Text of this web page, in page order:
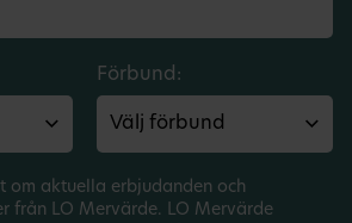
Förbund:
om aktuella erbjudanden och
från LO Mervärde. LO Mervärde